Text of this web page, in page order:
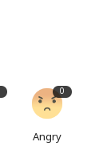
0
Angry